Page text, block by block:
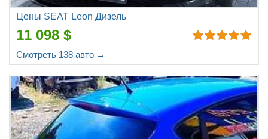
Цены SEAT Leon Дизель
11 098 $
Смотреть 138 авто →